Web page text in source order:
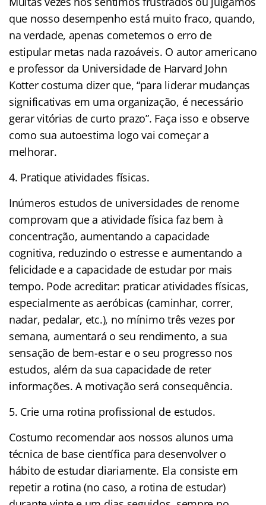
que nosso desempenho está muito fraco, quando,
na verdade, apenas cometemos o erro de
estipular metas nada razoáveis. O autor americano
e professor da Universidade de Harvard John
Kotter costuma dizer que, “para liderar mudanças
significativas em uma organização, é necessário
gerar vitórias de curto prazo”. Faça isso e observe
como sua autoestima logo vai começar a
melhorar.
4. Pratique atividades físicas.
Inúmeros estudos de universidades de renome
comprovam que a atividade física faz bem à
concentração, aumentando a capacidade
cognitiva, reduzindo o estresse e aumentando a
felicidade e a capacidade de estudar por mais
tempo. Pode acreditar: praticar atividades físicas,
especialmente as aeróbicas (caminhar, correr,
nadar, pedalar, etc.), no mínimo três vezes por
semana, aumentará o seu rendimento, a sua
sensação de bem-estar e o seu progresso nos
estudos, além da sua capacidade de reter
informações. A motivação será consequência.
5. Crie uma rotina profissional de estudos.
Costumo recomendar aos nossos alunos uma
técnica de base científica para desenvolver o
hábito de estudar diariamente. Ela consiste em
repetir a rotina (no caso, a rotina de estudar)